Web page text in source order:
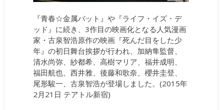
『青春☆金属バット』や『ライフ・イズ・デ
ッド』に続き、3作目の映画化となる人気漫画
家・古泉智浩原作の映画『死んだ目をした少
年』の初日舞台挨拶が行われ、加納隼監督、
清水尚弥、紗都希、高樹マリア、福井成明、
福田航也、西井雅、後藤和歌奈、櫻井圭登、
尾形駿一、古泉智浩が登場しました。(2015年
2月21日 テアトル新宿)